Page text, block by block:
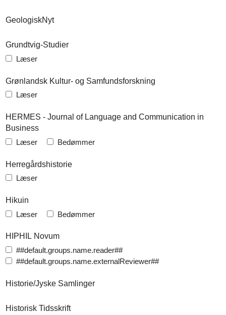
GeologiskNyt
Grundtvig-Studier
Læser
Grønlandsk Kultur- og Samfundsforskning
Læser
HERMES - Journal of Language and Communication in
Business
Læser Bedømmer
Herregårdshistorie
Læser
Hikuin
Læser Bedømmer
HIPHIL Novum
##default.groups.name.reader##
##default.groups.name.externalReviewer##
Historie/Jyske Samlinger
Historisk Tidsskrift